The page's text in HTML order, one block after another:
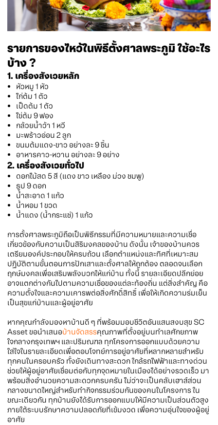
รายการของไหว้ในพิธีตั้งศาลพระภูมิ ใช้อะไร
บ้าง ?
1. เครื่องสังเวยหลัก
หัวหมู 1 หัว
ไก่ต้ม 1 ตัว
เป็ดต้ม 1 ตัว
ไข่ต้ม 9 ฟอง
กล้วยน้ำว้า 1 หวี
มะพร้าวอ่อน 2 ลูก
ขนมต้มแดง-ขาว อย่างละ 9 ชิ้น
อาหารคาว-หวาน อย่างละ 9 อย่าง
2. เครื่องสังเวยทั่วไป
ดอกไม้สด 5 สี (แดง ขาว เหลือง ม่วง ชมพู)
ธูป 9 ดอก
น้ำสะอาด 1 แก้ว
น้ำหอม 1 ขวด
น้ำแดง (น้ำกระแช่) 1 แก้ว
การตั้งศาลพระภูมิถือเป็นพิธีกรรมที่มีความหมายและความเชื่อ
เกี่ยวข้องกับความเป็นสิริมงคลของบ้าน ดังนั้น เจ้าของบ้านควร
เตรียมองค์ประกอบให้ครบถ้วน เลือกตำแหน่งและทิศที่เหมาะสม
ปฏิบัติตามขั้นตอนการปักเสาและตั้งศาลให้ถูกต้อง ตลอดจนเลือก
ฤกษ์มงคลเพื่อเสริมพลังบวกให้แก่บ้าน ทั้งนี้ รายละเอียดปลีกย่อย
อาจแตกต่างกันไปตามความเชื่อของแต่ละท้องถิ่น แต่สิ่งสำคัญ คือ
ความตั้งใจและความเคารพต่อสิ่งศักดิ์สิทธิ์ เพื่อให้เกิดความร่มเย็น
เป็นสุขแก่บ้านและผู้อยู่อาศัย
หากคุณกำลังมองหาบ้านดี ๆ ที่พร้อมมอบชีวิตอันแสนสงบสุข SC
Asset ขอนำเสนอบ้านจัดสรรคุณภาพที่ตั้งอยู่บนทำเลศักยภาพ
ใจกลางกรุงเทพฯ และปริมณฑล ทุกโครงการออกแบบด้วยความ
ใส่ใจในรายละเอียดเพื่อตอบโจทย์การอยู่อาศัยที่หลากหลายสำหรับ
ทุกคนในครอบครัว ทั้งยังเดินทางสะดวก ใกล้รถไฟฟ้าและทางด่วน
ช่วยให้ผู้อยู่อาศัยเชื่อมต่อกับทุกจุดหมายในเมืองได้อย่างรวดเร็ว มา
พร้อมสิ่งอำนวยความสะดวกครบครัน ไม่ว่าจะเป็นคลับเฮาส์ส่วน
กลางขนาดใหญ่สำหรับทำกิจกรรมร่วมกันของคนในโครงการ ใน
ขณะเดียวกัน ทุกบ้านยังได้รับการออกแบบให้มีความเป็นส่วนตัวสูง
ภายใต้ระบบรักษาความปลอดภัยที่เข้มงวด เพื่อความอุ่นใจของผู้อยู่
อาศัย